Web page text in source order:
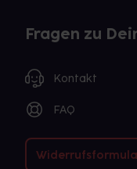
Fragen zu
Kontakt
FAQ